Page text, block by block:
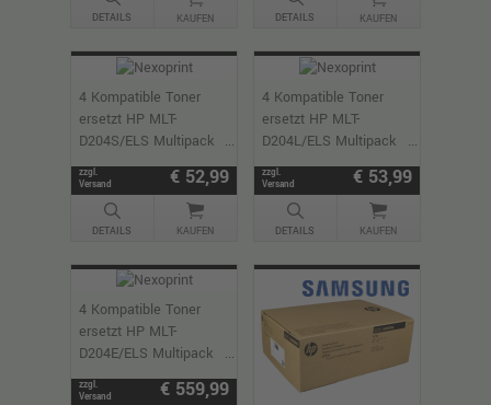
DETAILS KAUFEN DETAILS KAUFEN
4 Kompatible Toner
ersetzt HP MLT-
D204S/ELS Multipack
schwarz
zzgl.
Versand
€ 52,99
DETAILS KAUFEN
4 Kompatible Toner
ersetzt HP MLT-
D204L/ELS Multipack
schwarz
zzgl.
Versand
€ 53,99
DETAILS KAUFEN
4 Kompatible Toner
ersetzt HP MLT-
D204E/ELS Multipack
schwarz
zzgl.
Versand
€ 559,99